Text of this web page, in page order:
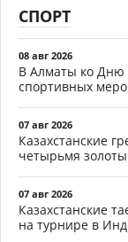
СПОРТ
08 авг 2026
В Алматы ко Дню
спортивных
07 авг 2026
Казахстанские
четырьмя
07 авг 2026
Казахстанские
на турнире в